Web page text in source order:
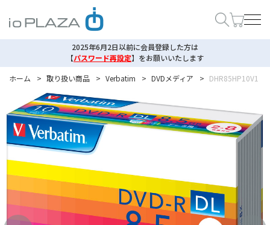
2025年6月2日以前に会員登録した方は
【パスワード再設定】 をお願いいたします
ホーム
> 取り扱い商品 > Verbatim > DVDメディア > DHR85HP10V1